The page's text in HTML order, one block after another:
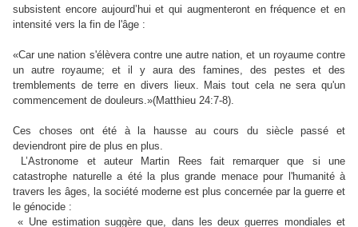
subsistent encore aujourd’hui et qui augmenteront en fréquence et en
intensité vers la fin de l'âge :
«Car une nation s'élèvera contre une autre nation, et un royaume contre
un autre royaume; et il y aura des famines, des pestes et des
tremblements de terre en divers lieux. Mais tout cela ne sera qu'un
commencement de douleurs.»(Matthieu 24:7-8).
Ces choses ont été à la hausse au cours du siècle passé et
deviendront pire de plus en plus.
L’Astronome et auteur Martin Rees fait remarquer que si une
catastrophe naturelle a été la plus grande menace pour l'humanité à
travers les âges, la société moderne est plus concernée par la guerre et
le génocide :
« Une estimation suggère que, dans les deux guerres mondiales et